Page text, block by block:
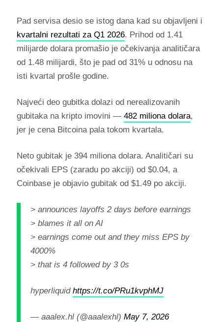
Pad servisa desio se istog dana kad su objavljeni i
kvartalni rezultati za Q1 2026. Prihod od 1.41
milijarde dolara promašio je očekivanja analitičara
od 1.48 milijardi, što je pad od 31% u odnosu na
isti kvartal prošle godine.
Najveći deo gubitka dolazi od nerealizovanih
gubitaka na kripto imovini — 482 miliona dolara,
jer je cena Bitcoina pala tokom kvartala.
Neto gubitak je 394 miliona dolara. Analitičari su
očekivali EPS (zaradu po akciji) od $0.04, a
Coinbase je objavio gubitak od $1.49 po akciji.
> announces layoffs 2 days before earnings
> blames it all on AI
> earnings come out and they miss EPS by
4000%
> that is 4 followed by 3 0s
hyperliquid https://t.co/PRu1kvphMJ
— aaalex.hl (@aaalexhl) May 7, 2026